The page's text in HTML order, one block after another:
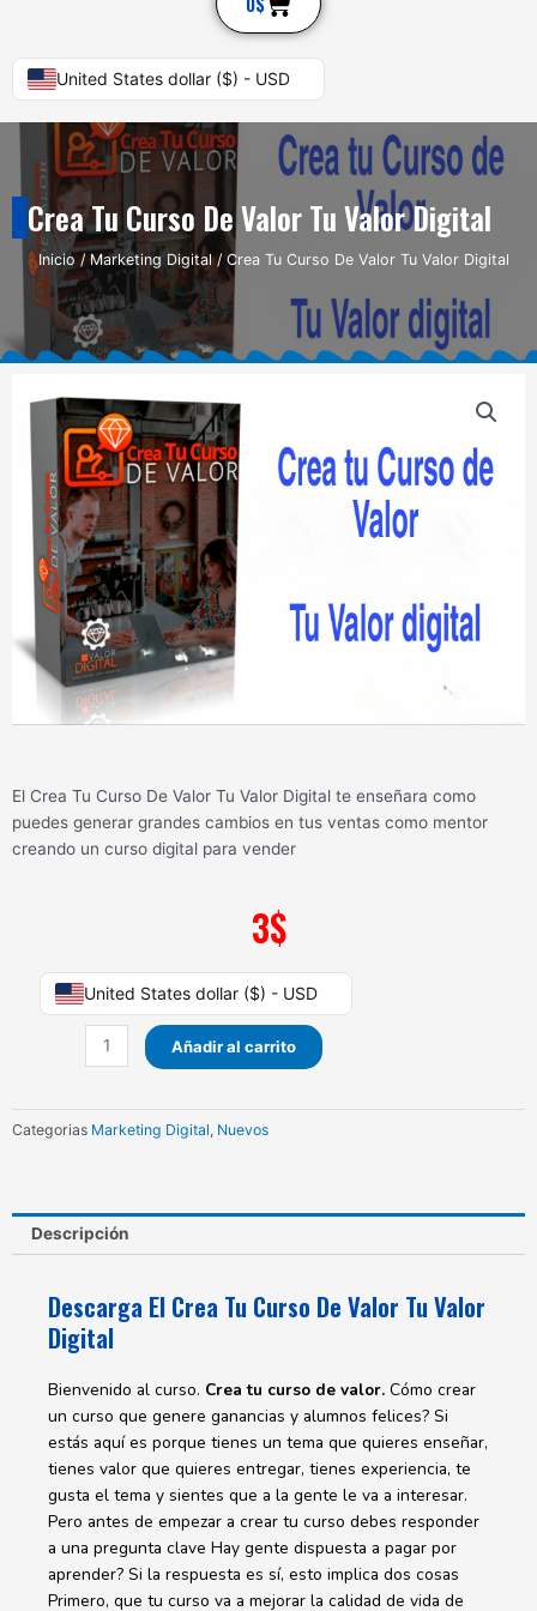
United States dollar ($) - USD
Crea Tu Curso De Valor Tu Valor Digital
Inicio/ Marketing Digital/ Crea Tu Curso De Valor Tu Valor Digital
El Crea Tu Curso De Valor Tu Valor Digital te enseñara como
puedes generar grandes cambios en tus ventas como mentor
creando un curso digital para vender
3$
United States dollar ($) - USD
Crea
Tu
Tu
Valor
Añadir al carrito
Categorias Marketing Digital, Nuevos
Descripción
Descarga El Crea Tu Curso De Valor Tu Valor
Digital
Bienvenido al curso. Crea tu curso de valor. Cómo crear
un curso que genere ganancias y alumnos felices? Si
estás aquí es porque tienes un tema que quieres enseñar,
tienes valor que quieres entregar, tienes experiencia, te
gusta el tema y sientes que a la gente le va a interesar.
Pero antes de empezar a crear tu curso debes responder
a una pregunta clave Hay gente dispuesta a pagar por
aprender? Si la respuesta es sí, esto implica dos cosas
Primero, que tu curso va a mejorar la calidad de vida de